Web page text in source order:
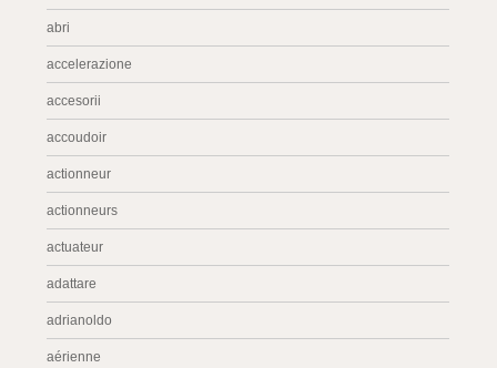
abri
accelerazione
accesorii
accoudoir
actionneur
actionneurs
actuateur
adattare
adrianoldo
aérienne